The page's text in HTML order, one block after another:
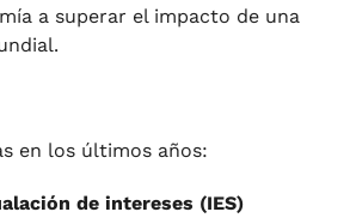
a superar el impacto de una
en los últimos años:
de intereses (IES)